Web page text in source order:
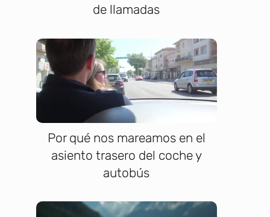
de llamadas
Por qué nos mareamos en el
asiento trasero del coche y
autobús